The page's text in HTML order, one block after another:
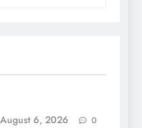
August 6, 2026 0